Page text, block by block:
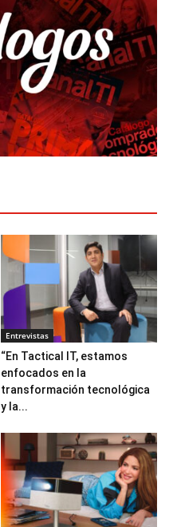
Entrevistas
“En Tactical IT, estamos
enfocados en la
transformación tecnológica
y la...